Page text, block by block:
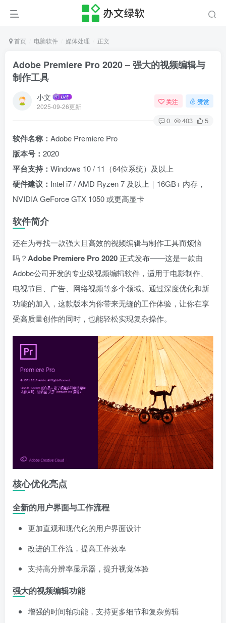
首页 电脑软件 媒体处理 正文
Adobe Premiere Pro 2020 – 强大的视频编辑与
制作工具
小文
2025-09-26更新
关注 赞赏
0 403 5
软件名称： Adobe Premiere Pro
版本号： 2020
平台支持： Windows 10 / 11（64位系统）及以上
硬件建议： Intel i7 / AMD Ryzen 7 及以上｜16GB+ 内存，
NVIDIA GeForce GTX 1050 或更高显卡
软件简介
还在为寻找一款强大且高效的视频编辑与制作工具而烦恼
吗？Adobe Premiere Pro 2020 正式发布——这是一款由
Adobe公司开发的专业级视频编辑软件，适用于电影制作、
电视节目、广告、网络视频等多个领域。通过深度优化和新
功能的加入，这款版本为你带来无缝的工作体验，让你在享
受高质量创作的同时，也能轻松实现复杂操作。
核心优化亮点
全新的用户界面与工作流程
更加直观和现代化的用户界面设计
改进的工作流，提高工作效率
支持高分辨率显示器，提升视觉体验
强大的视频编辑功能
增强的时间轴功能，支持更多细节和复杂剪辑